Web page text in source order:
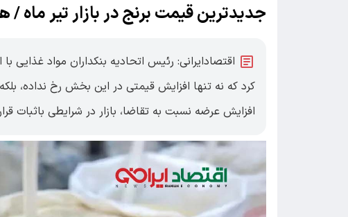
جدیدترین قیمت برنج در بازار تیر ماه /
اقتصادایرانی: رئیس اتحادیه بنکداران مواد غذایی
کرد که نه تنها افزایش قیمتی در این بخش رخ نداده،
افزایش عرضه نسبت به تقاضا، بازار در شرایطی باثبات